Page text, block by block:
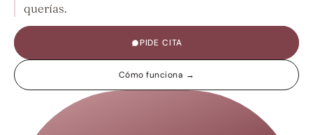
querías.
PIDE CITA
Cómo funciona →